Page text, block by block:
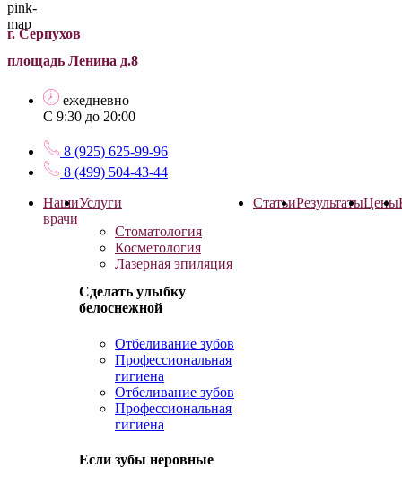
г. Серпухов
площадь Ленина д.8
ежедневно
С 9:30 до 20:00
8 (925) 625-99-96
8 (499) 504-43-44
Наши
врачи
Услуги
Стоматология
Косметология
Лазерная эпиляция
Сделать улыбку
белоснежной
Отбеливание зубов
Профессиональная
гигиена
Отбеливание зубов
Профессиональная
гигиена
Если зубы неровные
СтатьиРезультатыЦены